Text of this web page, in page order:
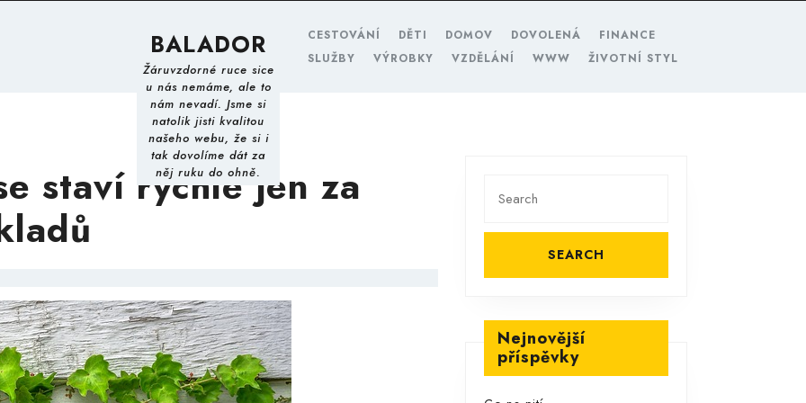
BALADOR
Žáruvzdorné ruce sice
u nás nemáme, ale to
nám nevadí. Jsme si
natolik jisti kvalitou
našeho webu, že si i
tak dovolíme dát za
něj ruku do ohně.
CESTOVÁNÍ DĚTI DOMOV DOVOLENÁ
FINANCE
SLUŽBY
VÝROBKY VZDĚLÁNÍ WWW ŽIVOTNÍ STYL
staví rychle jen za
for:
Nejnovější
příspěvky